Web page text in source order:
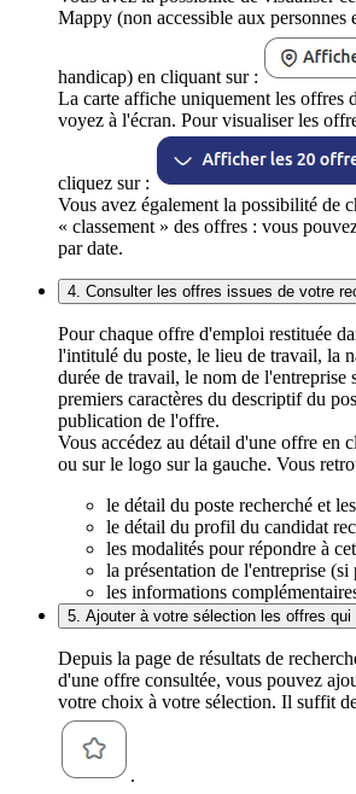
Mappy (non accessible aux personnes
handicap) en cliquant sur :
La carte affiche uniquement les offres
voyez à l'écran. Pour visualiser les
cliquez sur :
Vous avez également la possibilité de
« classement » des offres : vous
par date.
4. Consulter les offres issues de votre
Pour chaque offre d'emploi restituée
l'intitulé du poste, le lieu de travail, la
durée de travail, le nom de l'entreprise
premiers caractères du descriptif du
publication de l'offre.
Vous accédez au détail d'une offre en
ou sur le logo sur la gauche. Vous
le détail du poste recherché et
le détail du profil du candidat
les modalités pour répondre à
la présentation de l'entreprise (si
les informations
5. Ajouter à votre sélection les offres
Depuis la page de résultats de
d'une offre consultée, vous pouvez
votre choix à votre sélection. Il suffit
.